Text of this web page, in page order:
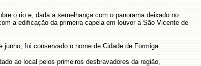
o rio e, dada a semelhança com o panorama deixado no
a edificação da primeira capela em louvor a São Vicente de
foi conservado o nome de Cidade de Formiga.
ao local pelos primeiros desbravadores da região,